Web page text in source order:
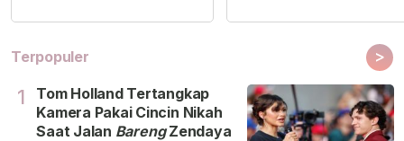
Terpopuler >
1
Tom Holland Tertangkap
Kamera Pakai Cincin Nikah
Saat Jalan BarengZendaya